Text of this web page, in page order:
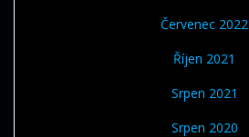
Červenec 2022
Říjen 2021
Srpen 2021
Srpen 2020